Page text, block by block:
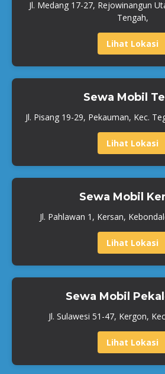
Jl. Medang 17-27, Rejowinangun
Tengah,
Lihat Lokasi
Sewa Mobil
Jl. Pisang 19-29, Pekauman, Kec.
Lihat Lokasi
Sewa Mobil
Jl. Pahlawan 1, Kersan,
Lihat Lokasi
Sewa Mobil
Jl. Sulawesi 51-47, Kergon,
Lihat Lokasi